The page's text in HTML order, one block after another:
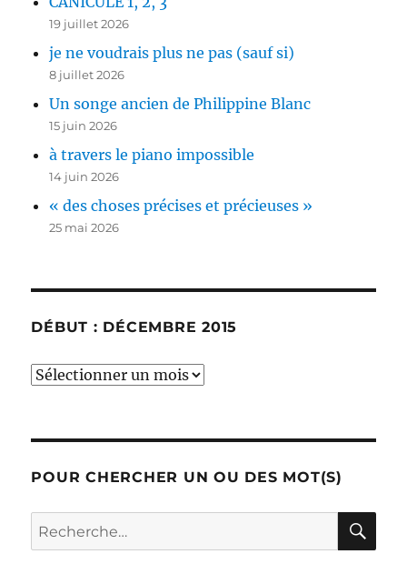
19 juillet 2026
je ne voudrais plus ne pas (sauf si)
8 juillet 2026
Un songe ancien de Philippine Blanc
15 juin 2026
à travers le piano impossible
14 juin 2026
« des choses précises et précieuses »
25 mai 2026
DÉBUT : DÉCEMBRE 2015
début
POUR CHERCHER UN OU DES MOT(S)
Recherche
pour :